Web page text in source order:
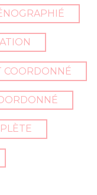
COORDONNÉ